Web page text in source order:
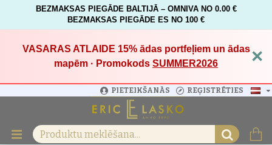
BEZMAKSAS PIEGĀDE BALTIJĀ – OMNIVA NO 0.00 €
BEZMAKSAS PIEGĀDE ES NO 100 €
VASARAS ATLAIDE 15%ādas portfeļiem un ādas
mapēm · Promokods SUMMER2026 ×
PIETEIKŠANĀS REĢISTRĒTIES